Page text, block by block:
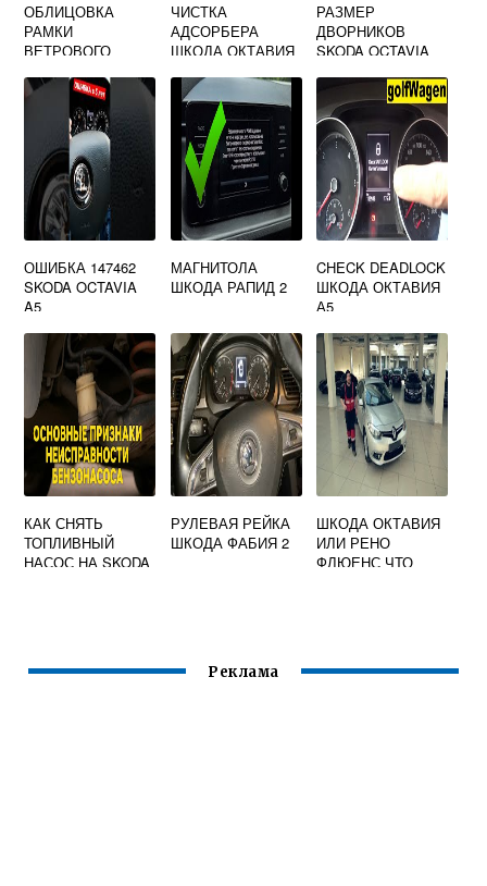
ОБЛИЦОВКА
РАМКИ
ВЕТРОВОГО
ОКТАВИЯ ТУР
ЧИСТКА
АДСОРБЕРА
ШКОДА ОКТАВИЯ
РАЗМЕР
ДВОРНИКОВ
SKODA OCTAVIA
ОШИБКА 147462
SKODA OCTAVIA
A5
МАГНИТОЛА
ШКОДА РАПИД 2
CHECK DEADLOCK
ШКОДА ОКТАВИЯ
А5
КАК СНЯТЬ
ТОПЛИВНЫЙ
НАСОС НА SKODA
РУЛЕВАЯ РЕЙКА
ШКОДА ФАБИЯ 2
ШКОДА ОКТАВИЯ
ИЛИ РЕНО
ФЛЮЕНС ЧТО
Реклама